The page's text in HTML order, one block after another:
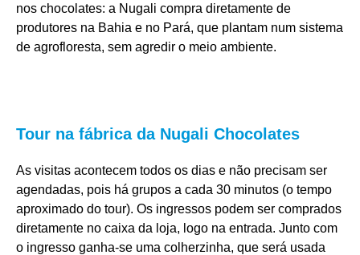
nos chocolates: a Nugali compra diretamente de
produtores na Bahia e no Pará, que plantam num sistema
de agrofloresta, sem agredir o meio ambiente.
Tour na fábrica da Nugali Chocolates
As visitas acontecem todos os dias e não precisam ser
agendadas, pois há grupos a cada 30 minutos (o tempo
aproximado do tour). Os ingressos podem ser comprados
diretamente no caixa da loja, logo na entrada. Junto com
o ingresso ganha-se uma colherzinha, que será usada